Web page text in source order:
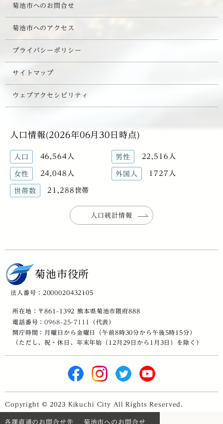
菊池市へのお問合せ
菊池市へのアクセス
プライバシーポリシー
サイトマップ
ウェブアクセシビリティ
人口情報(2026年06月30日時点)
人口 46,564人 男性 22,516人
女性 24,048人 外国人 1727人
世帯数 21,288世帯
人口統計情報
菊池市役所
法人番号：2000020432105
所在地：〒861-1392 熊本県菊池市隈府888
電話番号：0968-25-7111
（代表）
開庁時間：月曜日から金曜日（午前8時30分から午後5時15分）
（ただし、祝・休日、年末年始（12月29日から1月3日）を除く）
Copyright © 2023 Kikuchi City All Rights Reserved.
各課直通のお問合せ先 菊池市へのお問合せ